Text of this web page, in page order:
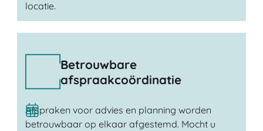
locatie.
Betrouwbare
afspraakcoördinatie
Afspraken voor advies en planning worden
betrouwbaar op elkaar afgestemd. Mocht u